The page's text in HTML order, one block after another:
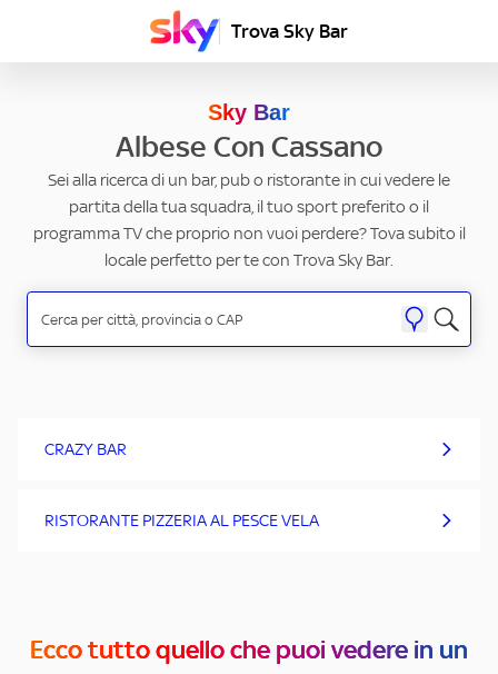
Trova Sky Bar
Sky Bar
Albese Con Cassano
Sei alla ricerca di un bar, pub o ristorante in cui vedere le
partita della tua squadra, il tuo sport preferito o il
programma TV che proprio non vuoi perdere? Tova subito il
locale perfetto per te con Trova Sky Bar.
CRAZY BAR
RISTORANTE PIZZERIA AL PESCE VELA
Ecco tutto quello che puoi vedere in un